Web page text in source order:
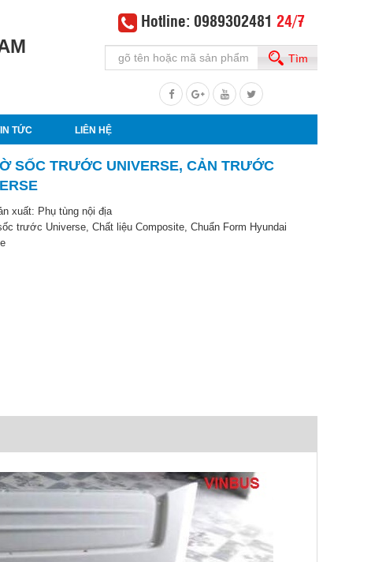
Hotline: 0989302481 24/7
Tìm
TỨC LIÊN HỆ
SỐC TRƯỚC UNIVERSE, CẢN TRƯỚC
xuất: Phụ tùng nội địa
trước Universe, Chất liệu Composite, Chuẩn Form Hyundai